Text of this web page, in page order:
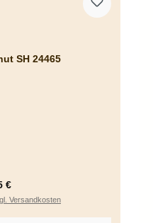
SH 24465
Preis:
€
Versandkosten